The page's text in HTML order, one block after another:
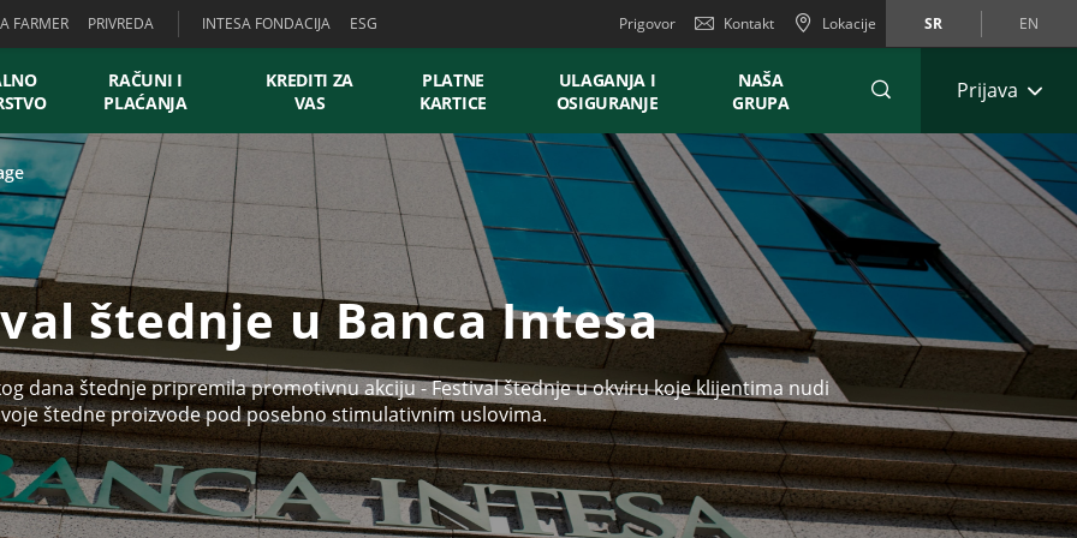
FARMER PRIVREDA INTESA FONDACIJA ESG Prigovor Kontakt Lokacije SR EN
RAČUNI I
PLAĆANJA
KREDITI ZA
VAS
PLATNE
KARTICE
ULAGANJA I
OSIGURANJE
NAŠA
GRUPA
Prijava
štednje u Banca Intesa
dana štednje pripremila promotivnu akciju - Festival štednje u okviru koje klijentima nudi
štedne proizvode pod posebno stimulativnim uslovima.